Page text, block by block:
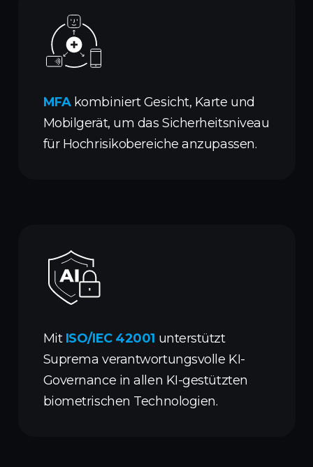
MFAkombiniert Gesicht, Karte und
Mobilgerät, um das Sicherheitsniveau
für Hochrisikobereiche anzupassen.
Mit ISO/IEC 42001 unterstützt
Suprema verantwortungsvolle KI-
Governance in allen KI-gestützten
biometrischen Technologien.